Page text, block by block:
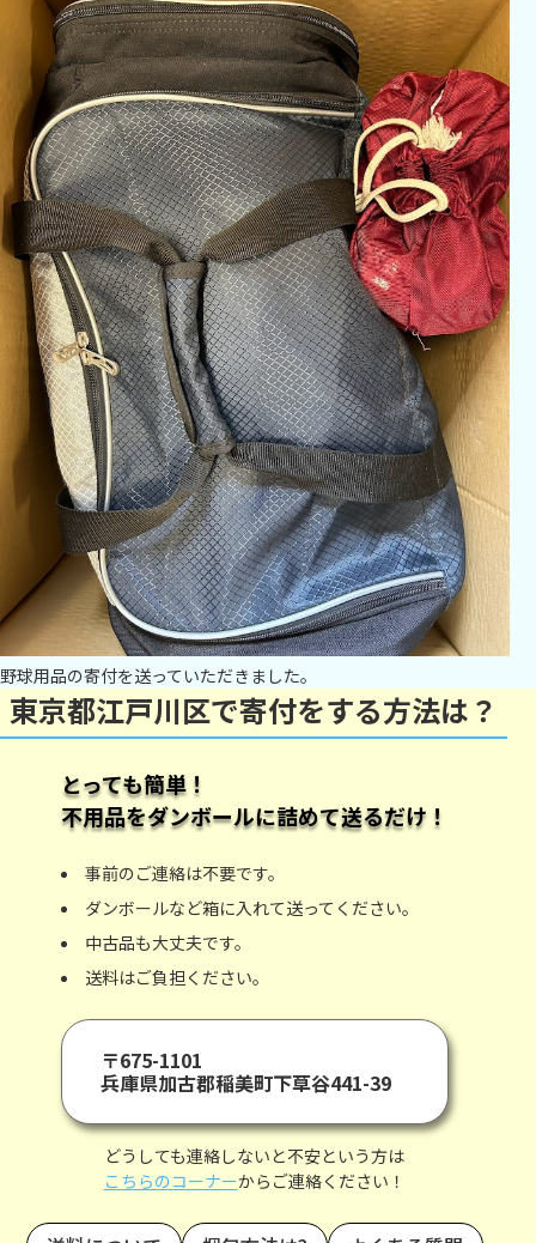
野球用品の寄付を送っていただきました。
東京都江戸川区で寄付をする方法は？
とっても簡単！
不用品をダンボールに詰めて送るだけ！
事前のご連絡は不要です。
ダンボールなど箱に入れて送ってください。
中古品も大丈夫です。
送料はご負担ください。
〒675-1101
兵庫県加古郡稲美町下草谷441-39
どうしても連絡しないと不安という方は
こちらのコーナーからご連絡ください！